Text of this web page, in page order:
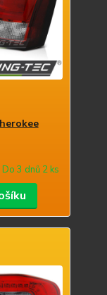
Do 3 dnů 2 ks